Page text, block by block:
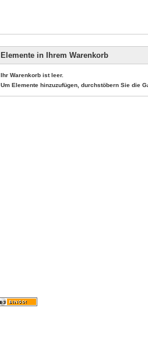
Elemente in Ihrem Warenkorb
Ihr Warenkorb ist leer.
Um Elemente hinzuzufügen, durchstöbern Sie die